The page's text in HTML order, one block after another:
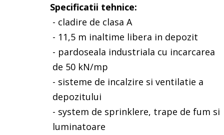
Specificatii tehnice:
- cladire de clasa A
- 11,5 m inaltime libera in depozit
- pardoseala industriala cu incarcarea
de 50 kN/mp
- sisteme de incalzire si ventilatie a
depozitului
- system de sprinklere, trape de fum si
luminatoare